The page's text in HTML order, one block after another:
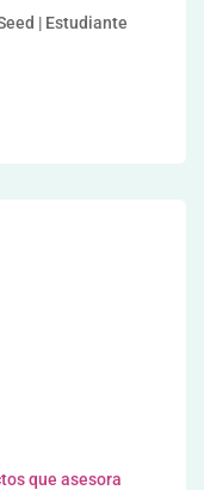
| Estudiante
que asesora